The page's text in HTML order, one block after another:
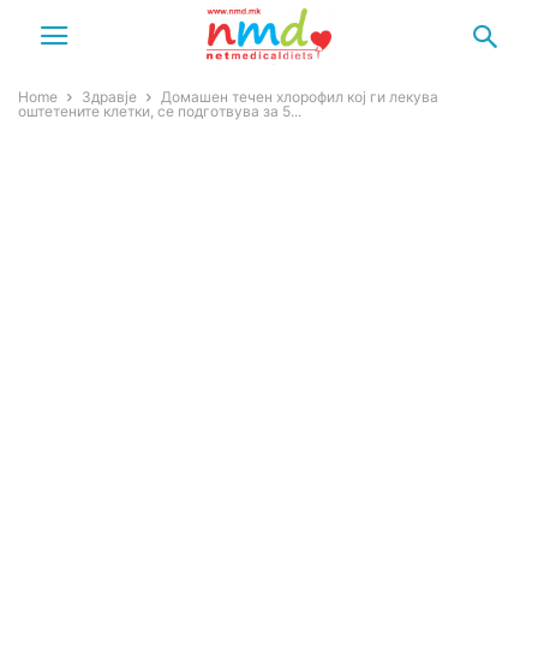
Home Здравје
Домашен течен хлорофил кој ги лекува
оштетените клетки, се подготвува за 5...